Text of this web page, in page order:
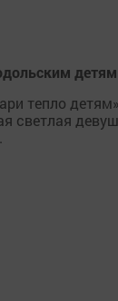
детям
тепло
светлая